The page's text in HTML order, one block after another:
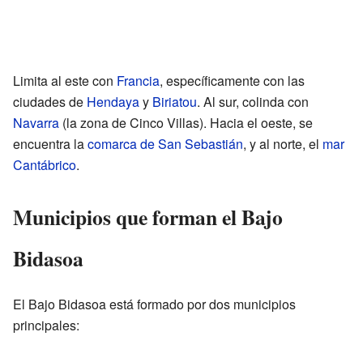
Limita al este con Francia, específicamente con las
ciudades de Hendayay Biriatou. Al sur, colinda con
Navarra (la zona de Cinco Villas). Hacia el oeste, se
encuentra lacomarca de San Sebastián, y al norte, el mar
Cantábrico.
Municipios que forman el Bajo
Bidasoa
El Bajo Bidasoa está formado por dos municipios
principales: